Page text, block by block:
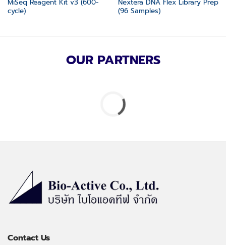
MiSeq Reagent Kit v3 (600-
cycle)
Nextera DNA Flex Library Prep
(96 Samples)
OUR PARTNERS
Contact Us